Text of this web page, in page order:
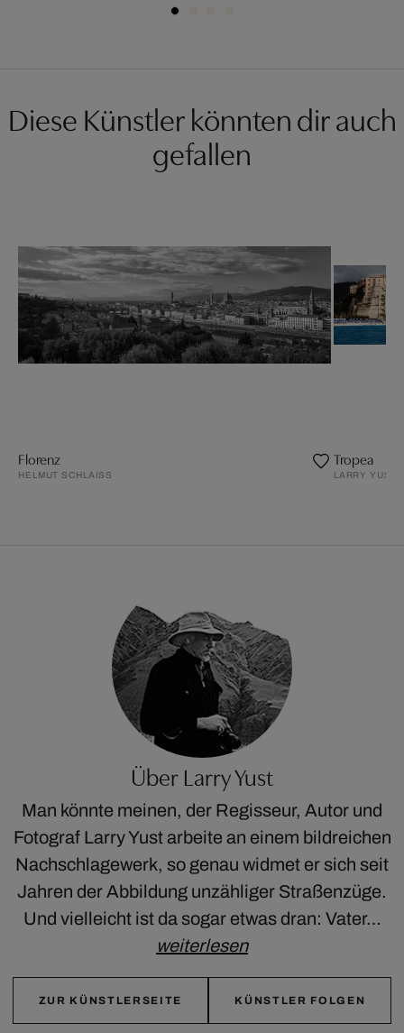
Diese Künstler könnten dir auch
gefallen
Florenz
HELMUT SCHLAISS
Tropea
LARRY YUST
Über Larry Yust
Man könnte meinen, der Regisseur, Autor und
Fotograf Larry Yust arbeite an einem bildreichen
Nachschlagewerk, so genau widmet er sich seit
Jahren der Abbildung unzähliger Straßenzüge.
Und vielleicht ist da sogar etwas dran: Vater…
weiterlesen
ZUR KÜNSTLERSEITE KÜNSTLER FOLGEN